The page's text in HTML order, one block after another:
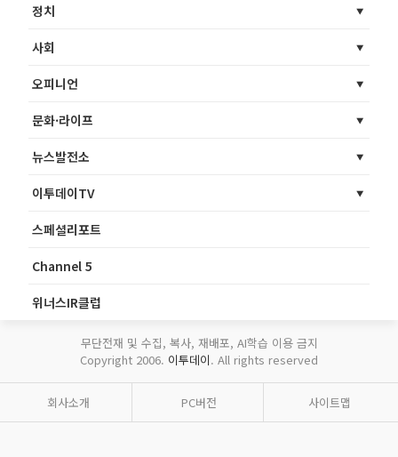
정치
사회
오피니언
문화·라이프
뉴스발전소
이투데이TV
스페셜리포트
Channel 5
위너스IR클럽
무단전재 및 수집, 복사, 재배포, AI학습 이용 금지
Copyright 2006. 이투데이. All rights reserved
회사소개 PC버전 사이트맵